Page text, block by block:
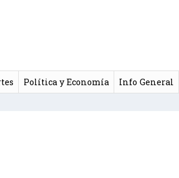
Política y Economía Info General